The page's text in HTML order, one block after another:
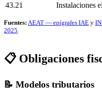
43.21
Instalaciones
Fuentes: AEAT — epígrafes IAE y
2025
📋 Obligaciones
📝 Modelos tributarios